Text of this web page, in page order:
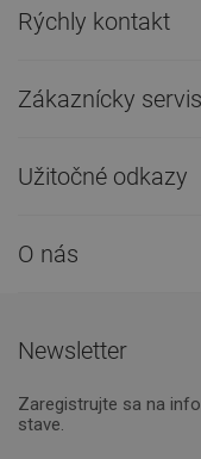
Rýchly kontakt
Zákaznícky servis
Užitočné odkazy
O nás
Newsletter
Zaregistrujte sa na
stave.